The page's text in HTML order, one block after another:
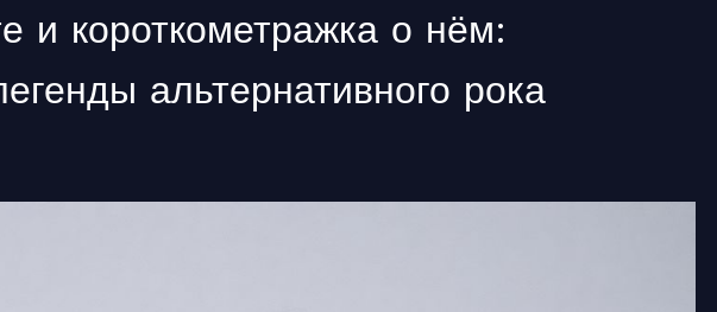
и короткометражка о нём:
альтернативного рока